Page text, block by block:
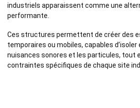
industriels apparaissent comme une
performante.
Ces structures permettent de créer des
temporaires ou mobiles, capables
nuisances sonores et les particules, tout
contraintes spécifiques de chaque site